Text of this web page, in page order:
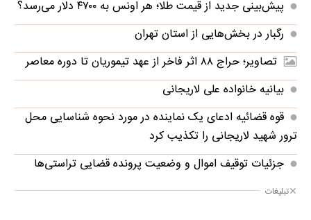
پیش‌بینی جدید از قیمت طلا؛ هر اونس به ۴۷۰۰ دلار می‌رسد؟
رگبار در بخش‌هایی از استان تهران
تصاویر؛ حراج ۸۸ اثر فاخر از عهد تیموریان تا دوره معاصر
بیانیه خانواده علی لاریجانی
قوه قضائیه ادعای یک نماینده در مورد نحوه شناسایی محل
ترور شهید لاریجانی را تکذیب کرد
جزئیات توقیف اموال و وضعیت پرونده قضایی تراستی‌ها
تبلیغات